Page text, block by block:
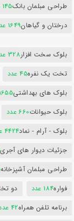
طراحی مبلمان بانک145 عدد
درختان و گیاهان1649 عدد
بلوک سخت افزار328 عدد
تخت یک نفره45 عدد
بلوک های بهداشتی1655
بلوک حیوانات660 عدد
بلوک - آرام - نماد4424 عدد
جزئیات دیوار های آجری
طراحی مبلمان آشپزخانه
فواره184 عدد دو
برنامه تلفن همراه42 عدد